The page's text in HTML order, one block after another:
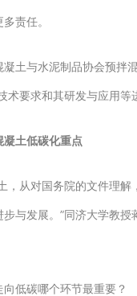
多责任。
土与水泥制品协会预拌
术要求和其研发与应用
凝土低碳化重点
，从对国务院的文件理
与发展。”同济大学教
低碳哪个环节最重要？